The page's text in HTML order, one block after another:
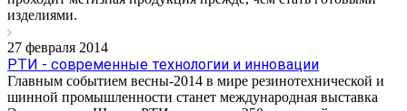
изделиями.
27 февраля 2014
РТИ - современные технологии и инновации
Главным событием весны-2014 в мире резинотехнической и
шинной промышленности станет международная выставка